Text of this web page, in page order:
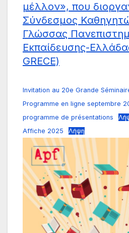
μέλλον», που
Σύνδεσμος
Γλώσσας
Εκπαίδευσης-
GRECE)
Invitation au 20e Grande
Programme en ligne septembre
programme de présentations
Affiche 2025
Λήψη